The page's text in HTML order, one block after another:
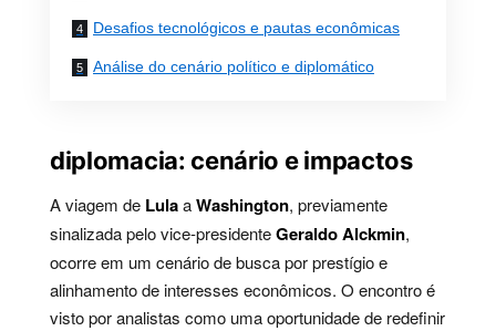
Desafios tecnológicos e pautas econômicas
Análise do cenário político e diplomático
diplomacia: cenário e impactos
A viagem de LulaaWashington, previamente
sinalizada pelo vice-presidenteGeraldo Alckmin,
ocorre em um cenário de busca por prestígio e
alinhamento de interesses econômicos. O encontro é
visto por analistas como uma oportunidade de redefinir